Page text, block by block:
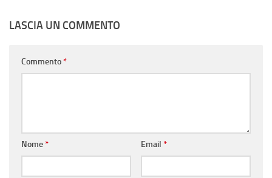
LASCIA UN COMMENTO
Commento*
Nome* Email *